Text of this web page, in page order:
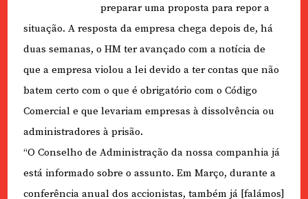
preparar uma proposta para repor a
situação. A resposta da empresa chega depois de, há
duas semanas, o HM ter avançado com a notícia de
que a empresa violou a lei devido a ter contas que não
batem certo com o que é obrigatório com o Código
Comercial e que levariam empresas à dissolvência ou
administradores à prisão.
“O Conselho de Administração da nossa companhia já
está informado sobre o assunto. Em Março, durante a
conferência anual dos accionistas, também já [falámos]